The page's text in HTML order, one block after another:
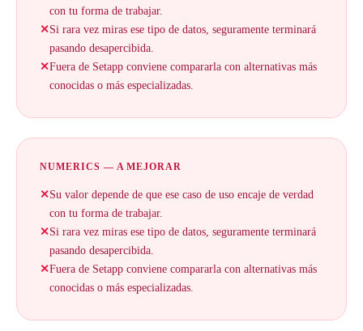
con tu forma de trabajar.
✕Si rara vez miras ese tipo de datos, seguramente terminará
pasando desapercibida.
✕Fuera de Setapp conviene compararla con alternativas más
conocidas o más especializadas.
NUMERICS — A MEJORAR
✕Su valor depende de que ese caso de uso encaje de verdad
con tu forma de trabajar.
✕Si rara vez miras ese tipo de datos, seguramente terminará
pasando desapercibida.
✕Fuera de Setapp conviene compararla con alternativas más
conocidas o más especializadas.